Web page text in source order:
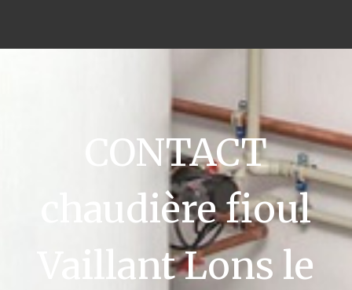
CONTACT
chaudière fioul
Vaillant Lons le